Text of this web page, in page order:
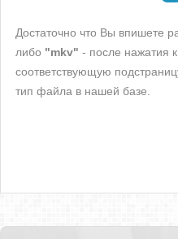
Достаточно что Вы впишете
либо "mkv" - после нажатия
соответствующую
тип файла в нашей базе.